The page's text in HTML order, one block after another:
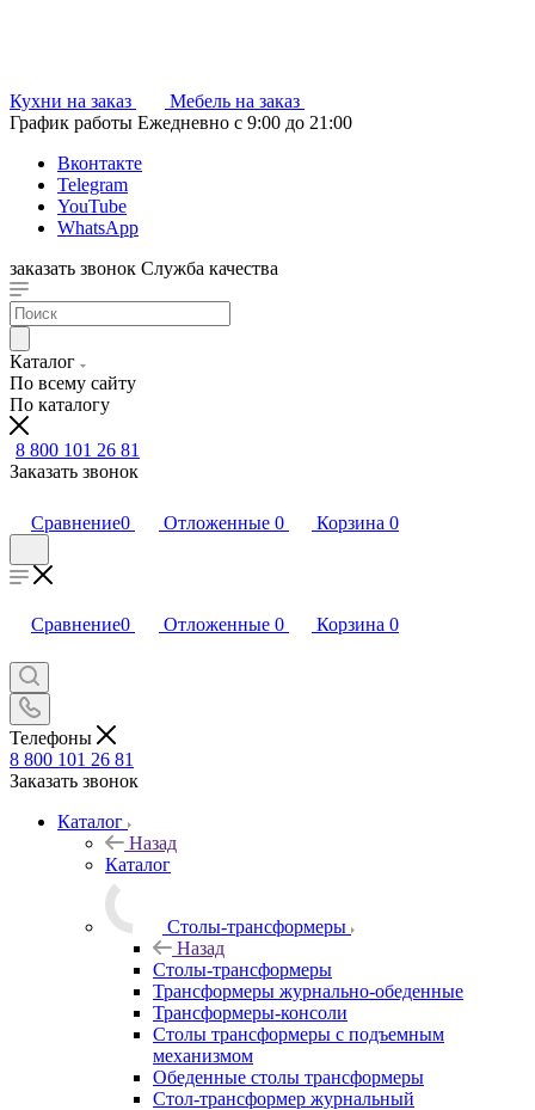
Кухни на заказ
Мебель на заказ
График работы Ежедневно с 9:00 до 21:00
Вконтакте
Telegram
YouTube
WhatsApp
заказать звонок Служба качества
Каталог
По всему сайту
По каталогу
8 800 101 26 81
Заказать звонок
Сравнение0 Отложенные 0 Корзина 0
Сравнение0 Отложенные 0 Корзина 0
Телефоны
8 800 101 26 81
Заказать звонок
Каталог
Назад
Каталог
Столы-трансформеры
Назад
Столы-трансформеры
Трансформеры журнально-обеденные
Трансформеры-консоли
Столы трансформеры с подъемным
механизмом
Обеденные столы трансформеры
Стол-трансформер журнальный